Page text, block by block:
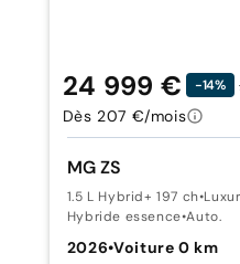
MG ZS
1.5 L Hybrid+ 197 ch•
Hybride essence•Auto.
2026•Voiture 0 km
24 999 € -14%
Dès 207 €/mois